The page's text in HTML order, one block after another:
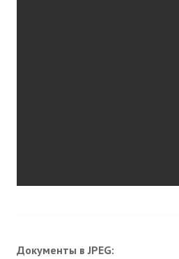
Документы в JPEG: